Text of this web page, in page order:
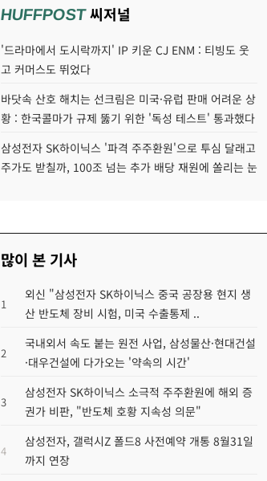
HUFFPOST씨저널
'드라마에서 도시락까지' IP 키운 CJ ENM : 티빙도 웃
고 커머스도 뛰었다
바닷속 산호 해치는 선크림은 미국·유럽 판매 어려운 상
황 : 한국콜마가 규제 뚫기 위한 '독성 테스트' 통과했다
삼성전자 SK하이닉스 '파격 주주환원'으로 투심 달래고
주가도 받칠까, 100조 넘는 추가 배당 재원에 쏠리는 눈
많이 본 기사
1
외신 "삼성전자 SK하이닉스 중국 공장용 현지 생
산 반도체 장비 시험, 미국 수출통제 ..
2
국내외서 속도 붙는 원전 사업, 삼성물산·현대건설
·대우건설에 다가오는 '약속의 시간'
3
삼성전자 SK하이닉스 소극적 주주환원에 해외 증
권가 비판, "반도체 호황 지속성 의문"
4
삼성전자, 갤럭시Z 폴드8 사전예약 개통 8월31일
까지 연장